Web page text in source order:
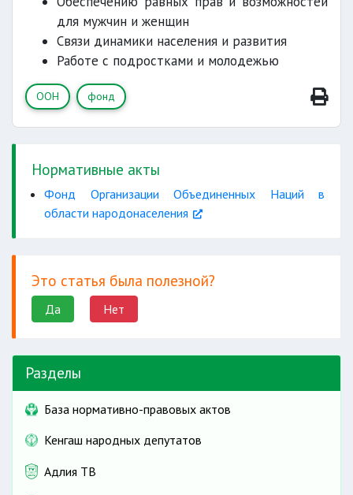
для мужчин и женщин
Связи динамики населения и развития
Работе с подростками и молодежью
ООН фонд
Нормативные акты
Фонд Организации Объединенных Наций в
области народонаселения
Это статья была полезной?
Да Нет
Разделы
База нормативно-правовых актов
Кенгаш народных депутатов
Адлия ТВ